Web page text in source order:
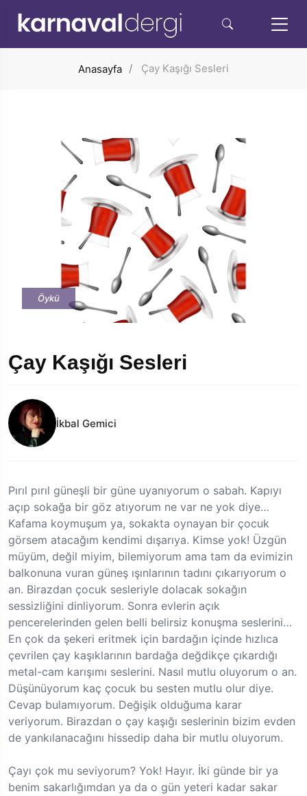
Anasayfa Çay Kaşığı Sesleri
Öykü
Çay Kaşığı Sesleri
İkbal Gemici
Pırıl pırıl güneşli bir güne uyanıyorum o sabah. Kapıyı
açıp sokağa bir göz atıyorum ne var ne yok diye…
Kafama koymuşum ya, sokakta oynayan bir çocuk
görsem atacağım kendimi dışarıya. Kimse yok! Üzgün
müyüm, değil miyim, bilemiyorum ama tam da evimizin
balkonuna vuran güneş ışınlarının tadını çıkarıyorum o
an. Birazdan çocuk sesleriyle dolacak sokağın
sessizliğini dinliyorum. Sonra evlerin açık
pencerelerinden gelen belli belirsiz konuşma seslerini…
En çok da şekeri eritmek için bardağın içinde hızlıca
çevrilen çay kaşıklarının bardağa değdikçe çıkardığı
metal-cam karışımı seslerini. Nasıl mutlu oluyorum o an.
Düşünüyorum kaç çocuk bu sesten mutlu olur diye.
Cevap bulamıyorum. Değişik olduğuma karar
veriyorum. Birazdan o çay kaşığı seslerinin bizim evden
de yankılanacağını hissedip daha bir mutlu oluyorum.
Çayı çok mu seviyorum? Yok! Hayır. İki günde bir ya
benim sakarlığımdan ya da o gün yeteri kadar sakar